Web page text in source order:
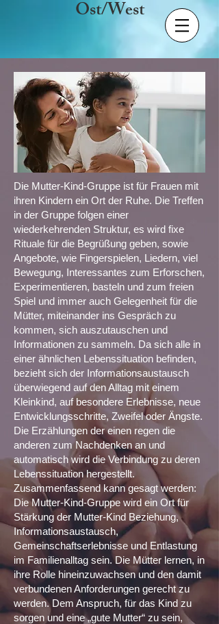
Ost/West
Die Mutter-Kind-Gruppe ist für Frauen mit
ihren Kindern ein Ort der Ruhe. Die Treffen
in der Gruppe folgen einer
wiederkehrenden Struktur, es wird fixe
Rituale für die Begrüßung geben, sowie
Angebote, wie Fingerspielen, Liedern, viel
Bewegung, Interessantes zum Erforschen,
Experimentieren, basteln und zum freien
Spiel und immer auch Gelegenheit für die
Mütter, miteinander ins Gespräch zu
kommen, sich auszutauschen und
Informationen zu sammeln. Da sich alle in
einer ähnlichen Lebenssituation befinden,
bezieht sich der Informationsaustausch
überwiegend auf den Alltag mit einem
Kleinkind, auf besondere Erlebnisse, neue
Entwicklungsschritte, Zweifel oder Ängste.
Die Erzählungen der einen regen die
anderen zum Nachdenken an und
automatisch wird die Verbindung zu deren
Lebenssituation hergestellt.
Zusammenfassend kann gesagt werden:
Die Mutter-Kind-Gruppe wird ein Ort für
Stärkung der Mutter-Kind Beziehung,
Informationsaustausch,
Gemeinschaftserlebnisse und Entlastung
im Familienalltag sein. Die Mütter lernen, in
ihre Rolle hineinzuwachsen und den damit
verbundenen Anforderungen gerecht zu
werden. Dem Anspruch, für das Kind zu
sorgen und eine „gute Mutter“ zu sein,